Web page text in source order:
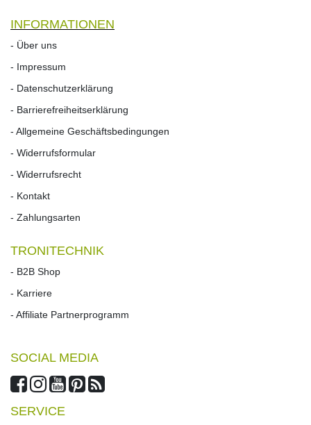
INFORMATIONEN
- Über uns
- Impressum
- Datenschutzerklärung
- Barrierefreiheitserklärung
- Allgemeine Geschäftsbedingungen
- Widerrufsformular
- Widerrufs­recht
- Kontakt
- Zahlungsarten
TRONITECHNIK
- B2B Shop
- Karriere
- Affiliate Partnerprogramm
SOCIAL MEDIA
SERVICE